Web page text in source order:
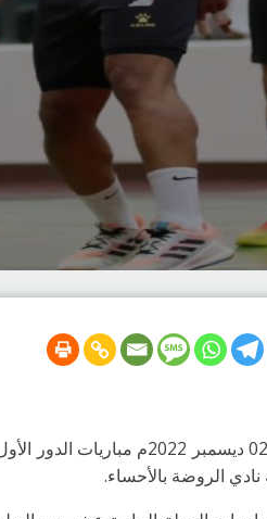
الروضة بالأحساء.